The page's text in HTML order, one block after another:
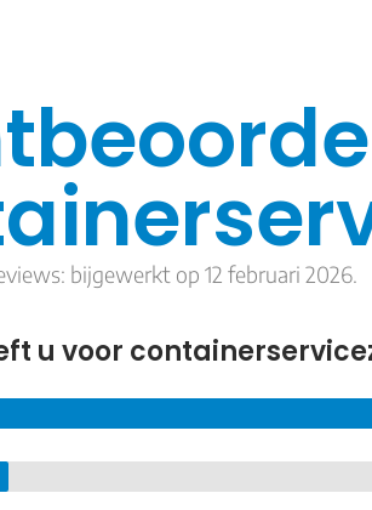
bijgewerkt op 12 februari 2026.
u voor